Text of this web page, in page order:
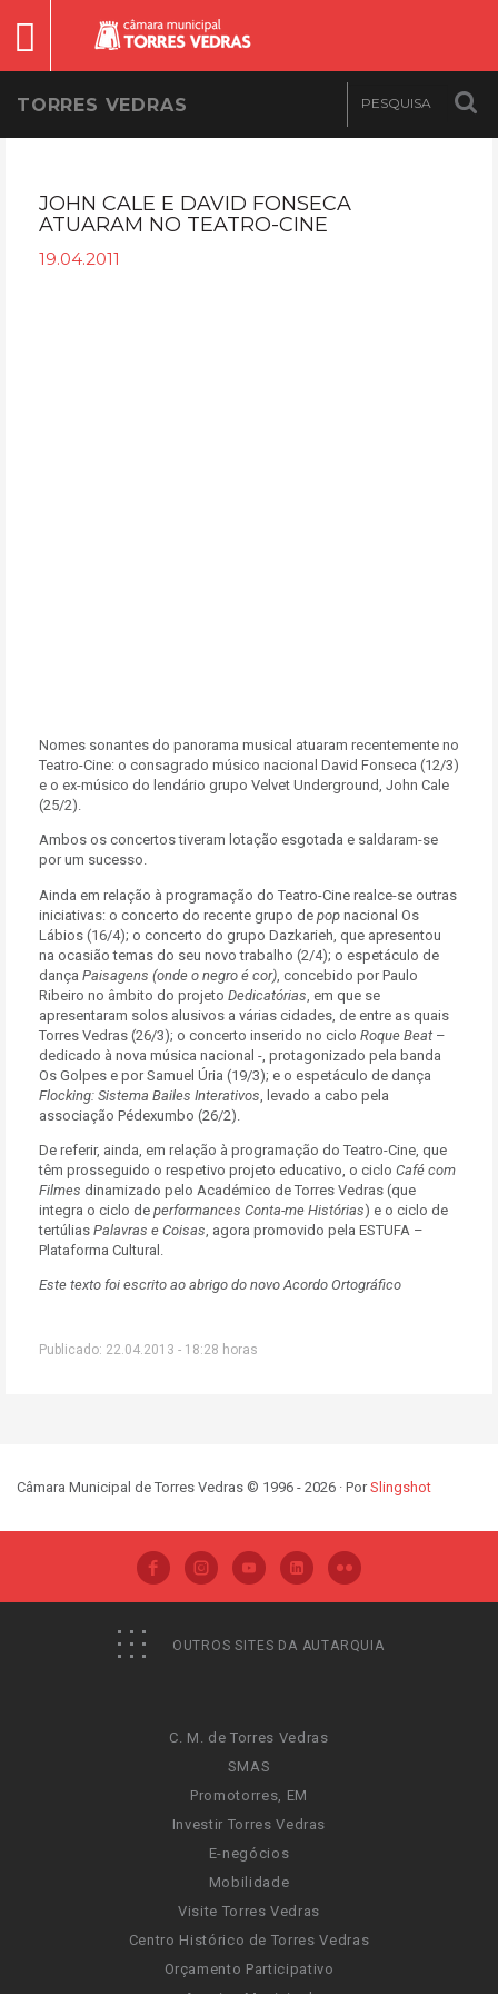
TORRES VEDRAS
JOHN CALE E DAVID FONSECA
ATUARAM NO TEATRO-CINE
19.04.2011
Nomes sonantes do panorama musical atuaram recentemente no
Teatro-Cine: o consagrado músico nacional David Fonseca (12/3)
e o ex-músico do lendário grupo Velvet Underground, John Cale
(25/2).
Ambos os concertos tiveram lotação esgotada e saldaram-se
por um sucesso.
Ainda em relação à programação do Teatro-Cine realce-se outras
iniciativas: o concerto do recente grupo de pop nacional Os
Lábios (16/4); o concerto do grupo Dazkarieh, que apresentou
na ocasião temas do seu novo trabalho (2/4); o espetáculo de
dança Paisagens (onde o negro é cor) , concebido por Paulo
Ribeiro no âmbito do projeto Dedicatórias , em que se
apresentaram solos alusivos a várias cidades, de entre as quais
Torres Vedras (26/3); o concerto inserido no ciclo Roque Beat –
dedicado à nova música nacional -, protagonizado pela banda
Os Golpes e por Samuel Úria (19/3); e o espetáculo de dança
Flocking: Sistema Bailes Interativos , levado a cabo pela
associação Pédexumbo (26/2).
De referir, ainda, em relação à programação do Teatro-Cine, que
têm prosseguido o respetivo projeto educativo, o ciclo Café com
Filmes dinamizado pelo Académico de Torres Vedras (que
integra o ciclo de performances Conta-me Histórias) e o ciclo de
tertúlias Palavras e Coisas , agora promovido pela ESTUFA –
Plataforma Cultural.
Este texto foi escrito ao abrigo do novo Acordo Ortográfico
Publicado: 22.04.2013 - 18:28 horas
Câmara Municipal de Torres Vedras © 1996 - 2026 · PorSlingshot
OUTROS SITES DA AUTARQUIA
C. M. de Torres Vedras
SMAS
Promotorres, EM
Investir Torres Vedras
E-negócios
Mobilidade
Visite Torres Vedras
Centro Histórico de Torres Vedras
Orçamento Participativo